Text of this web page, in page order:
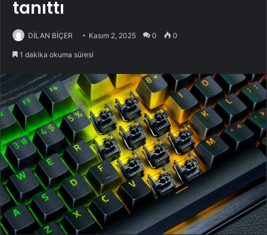
tanıttı
DİLAN BİÇER Kasım 2, 2025 0 0
1 dakika okuma süresi